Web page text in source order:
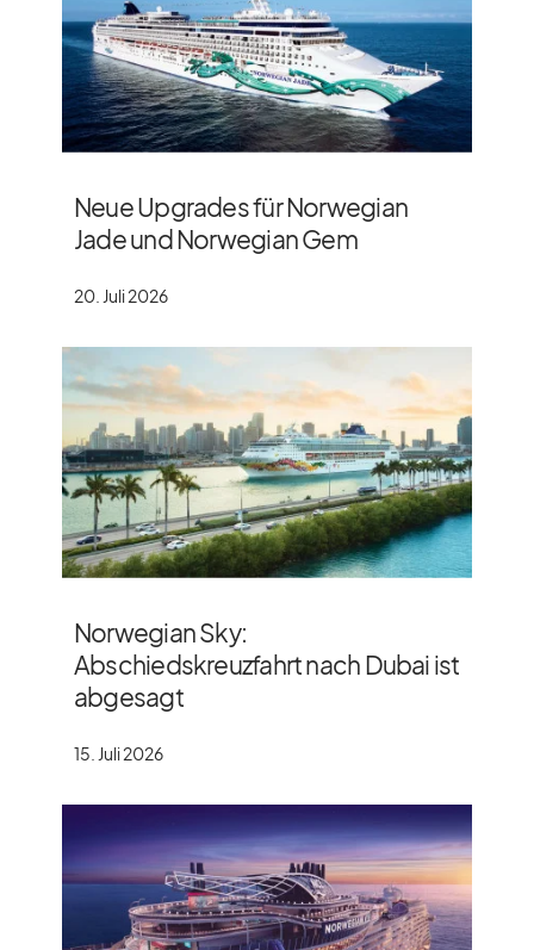
Neue Upgrades für Norwegian
Jade und Norwegian Gem
20. Juli 2026
Norwegian Sky:
Abschiedskreuzfahrt nach Dubai ist
abgesagt
15. Juli 2026